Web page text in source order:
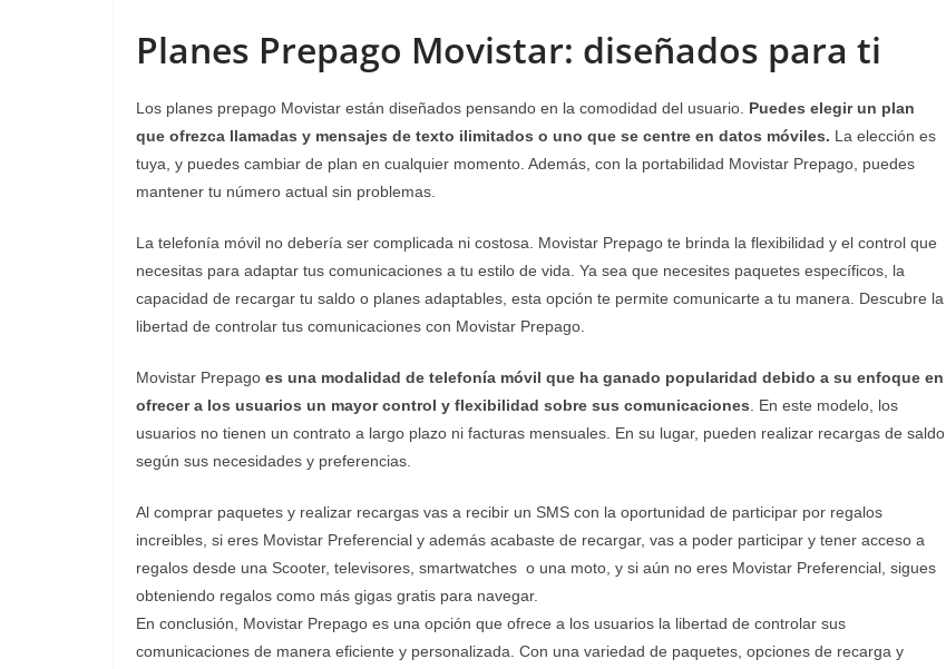
Planes Prepago Movistar: diseñados para ti
Los planes prepago Movistar están diseñados pensando en la comodidad del usuario. Puedes elegir un plan
que ofrezca llamadas y mensajes de texto ilimitados o uno que se centre en datos móviles. La elección es
tuya, y puedes cambiar de plan en cualquier momento. Además, con la portabilidad Movistar Prepago, puedes
mantener tu número actual sin problemas.
La telefonía móvil no debería ser complicada ni costosa. Movistar Prepago te brinda la flexibilidad y el control que
necesitas para adaptar tus comunicaciones a tu estilo de vida. Ya sea que necesites paquetes específicos, la
capacidad de recargar tu saldo o planes adaptables, esta opción te permite comunicarte a tu manera. Descubre la
libertad de controlar tus comunicaciones con Movistar Prepago.
Movistar Prepago es una modalidad de telefonía móvil que ha ganado popularidad debido a su enfoque en
ofrecer a los usuarios un mayor control y flexibilidad sobre sus comunicaciones . En este modelo, los
usuarios no tienen un contrato a largo plazo ni facturas mensuales. En su lugar, pueden realizar recargas de saldo
según sus necesidades y preferencias.
Al comprar paquetes y realizar recargas vas a recibir un SMS con la oportunidad de participar por regalos
increibles, si eres Movistar Preferencial y además acabaste de recargar, vas a poder participar y tener acceso a
regalos desde una Scooter, televisores, smartwatches o una moto, y si aún no eres Movistar Preferencial, sigues
obteniendo regalos como más gigas gratis para navegar.
En conclusión, Movistar Prepago es una opción que ofrece a los usuarios la libertad de controlar sus
comunicaciones de manera eficiente y personalizada. Con una variedad de paquetes, opciones de recarga y